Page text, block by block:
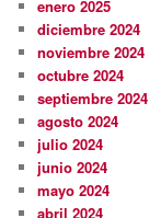
enero 2025
diciembre 2024
noviembre 2024
octubre 2024
septiembre 2024
agosto 2024
julio 2024
junio 2024
mayo 2024
abril 2024